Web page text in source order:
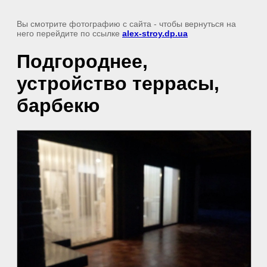
Вы смотрите фотографию с сайта - чтобы вернуться на
него перейдите по ссылке alex-stroy.dp.ua
Подгороднее,
устройство террасы,
барбекю